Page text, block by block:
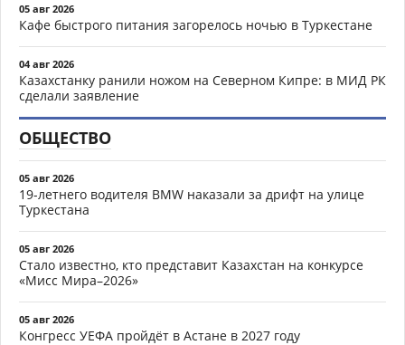
05 авг 2026
Кафе быстрого питания загорелось ночью в Туркестане
04 авг 2026
Казахстанку ранили ножом на Северном Кипре: в МИД РК
сделали заявление
ОБЩЕСТВО
05 авг 2026
19-летнего водителя BMW наказали за дрифт на улице
Туркестана
05 авг 2026
Стало известно, кто представит Казахстан на конкурсе
«Мисс Мира–2026»
05 авг 2026
Конгресс УЕФА пройдёт в Астане в 2027 году